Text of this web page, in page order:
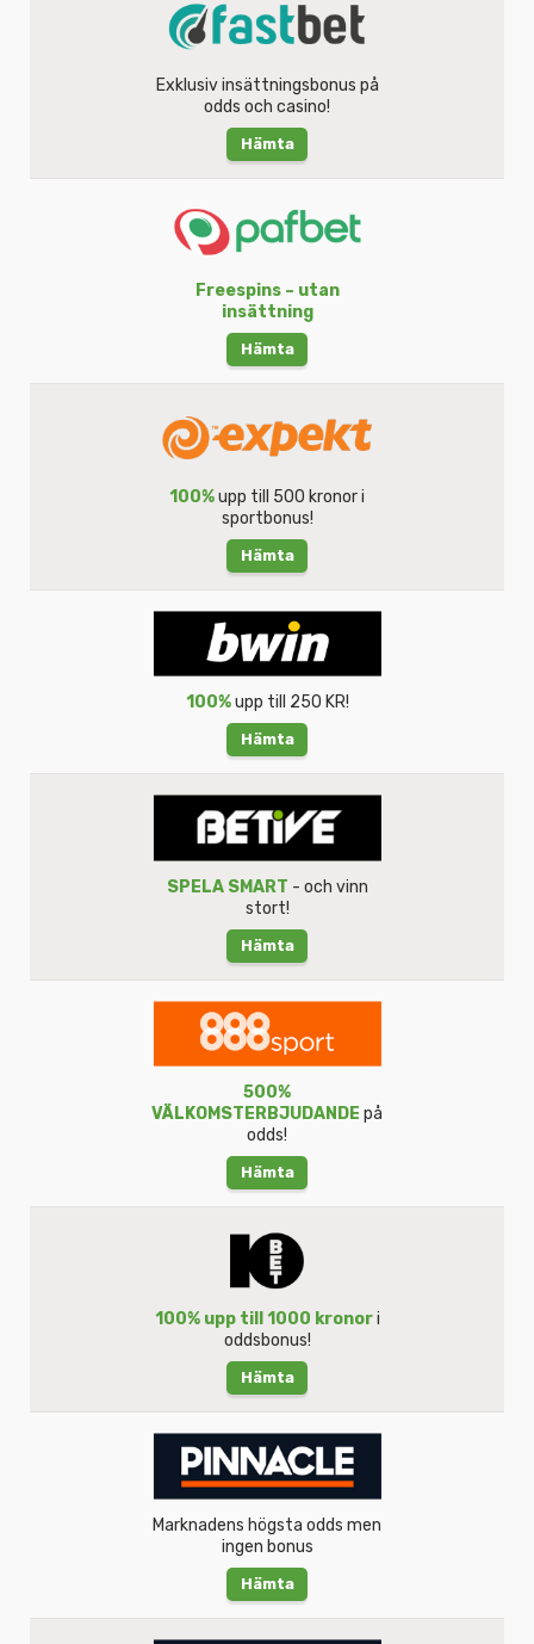
Exklusiv insättningsbonus på
odds och casino!
Hämta
Freespins – utan
insättning
Hämta
100%upp till 500 kronor i
sportbonus!
Hämta
100%upp till 250 KR!
Hämta
SPELA SMART - och vinn
stort!
Hämta
500%
VÄLKOMSTERBJUDANDE på
odds!
Hämta
100% upp till 1000 kronori
oddsbonus!
Hämta
Marknadens högsta odds men
ingen bonus
Hämta